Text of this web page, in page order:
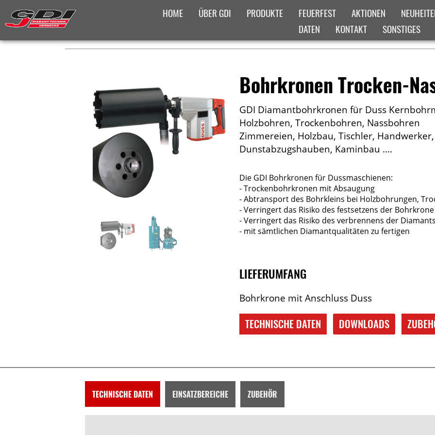
HOME ÜBER GDI PRODUKTE FEUERFEST AKTIONEN
DATEN
KONTAKT
SONSTIGES
PRODUKTÜBERSICHT
Bohrkronen Trocken-
GDI Diamantbohrkronen für Duss
Holzbohren, Trockenbohren, Nassbohren
Zimmereien, Holzbau, Tischler,
Dunstabzugshauben, Kaminbau ....
Die GDI Bohrkronen für Dussmaschienen:
- Trockenbohrkronen mit Absaugung
- Abtransport des Bohrkleins bei Holzbohrungen,
- Verringert das Risiko des festsetzens der Bohrkrone
- Verringert das Risiko des verbrennens der
- mit sämtlichen Diamantqualitäten zu fertigen
LIEFERUMFANG
Bohrkrone mit Anschluss Duss
TECHNISCHE DATEN DOWNLOADS
TECHNISCHE DATEN EINSATZBEREICHE ZUBEHÖR